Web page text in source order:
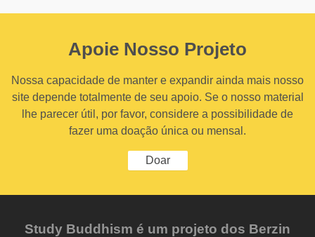
Apoie Nosso Projeto
Nossa capacidade de manter e expandir ainda mais nosso
site depende totalmente de seu apoio. Se o nosso material
lhe parecer útil, por favor, considere a possibilidade de
fazer uma doação única ou mensal.
Doar
Study Buddhism é um projeto dos Berzin